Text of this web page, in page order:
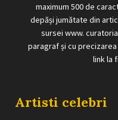
maximum 500 de
depăși jumătate din
sursei www.
paragraf și cu
link la
Artisti celebri